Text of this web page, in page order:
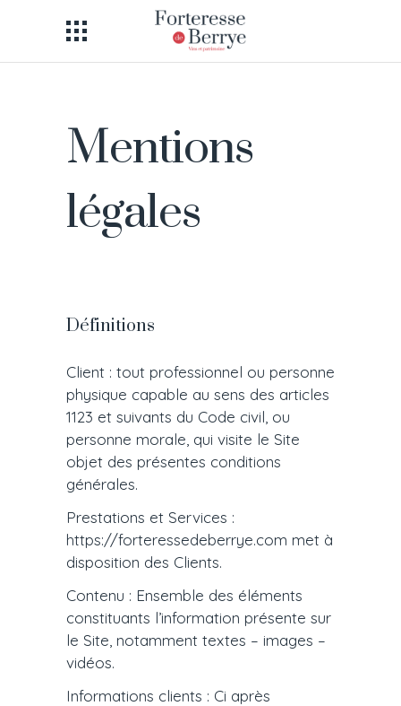
Mentions
légales
Définitions
Client : tout professionnel ou personne
physique capable au sens des articles
1123 et suivants du Code civil, ou
personne morale, qui visite le Site
objet des présentes conditions
générales.
Prestations et Services :
https://forteressedeberrye.com met à
disposition des Clients.
Contenu : Ensemble des éléments
constituants l’information présente sur
le Site, notamment textes – images –
vidéos.
Informations clients : Ci après